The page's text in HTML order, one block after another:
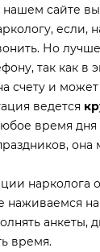
нашем сайте
если,
Но
так как в
счету и
ведется
время
она
нарколога
наживаемся
анкеты,
время.